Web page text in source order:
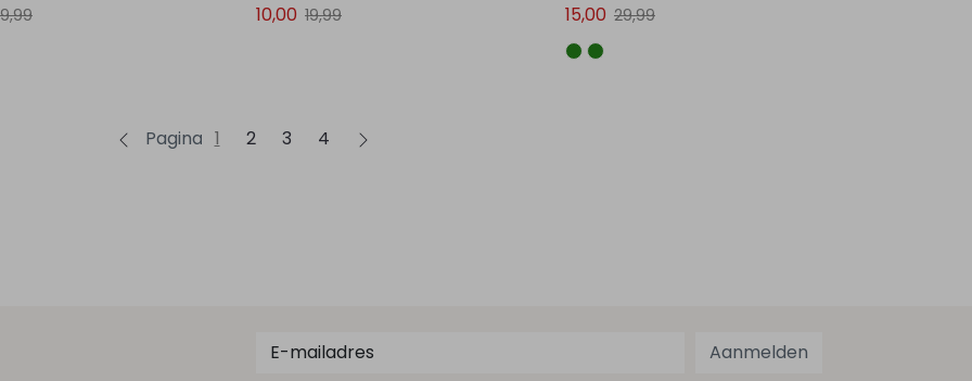
10,00 19,99
15,00 29,99
Pagina 1 2 3 4
Aanmelden